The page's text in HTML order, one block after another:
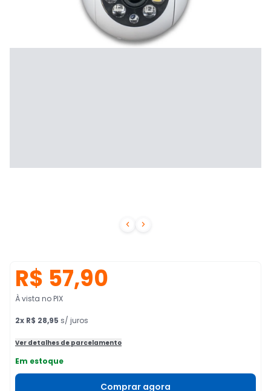
 
R$ 57,90
À vista no PIX
2x R$ 28,95 s/ juros
Ver detalhes de parcelamento
Em estoque
Comprar agora